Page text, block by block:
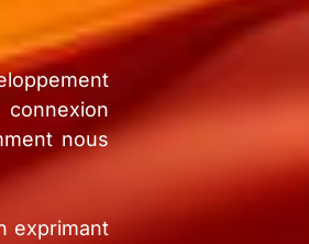
nous
exprimant